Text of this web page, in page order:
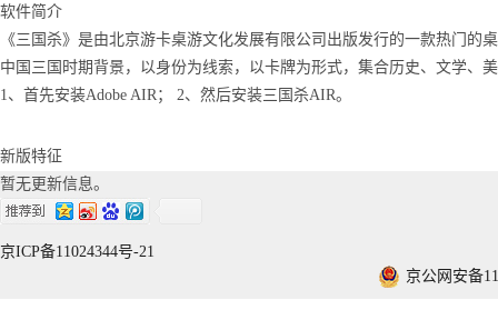
软件简介
《三国杀》是由北京游卡桌游文化发展有限公司出版发行的一款热门的
中国三国时期背景，以身份为线索，以卡牌为形式，集合历史、文学、
1、首先安装Adobe AIR； 2、然后安装三国杀AIR。
新版特征
暂无更新信息。
京ICP备11024344号-21
京公网安备